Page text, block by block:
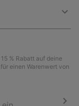
% Rabatt auf deine
einen Warenwert von